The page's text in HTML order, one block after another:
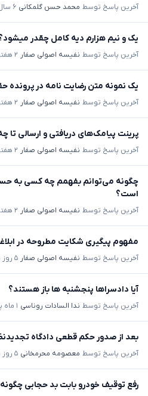
آخرین پاسخ توسط محمد حسن گلمکانی ۶ سال پیش
یک و نیم هزارم دیه کامل چقدر
آخرین پاسخ توسط نفیسه اصولی صفار ۲ هفته پیش
یک نمونه متن رضایت نامه در پرونده
آخرین پاسخ توسط نفیسه اصولی صفار ۲ هفته پیش
پرینت پیامک‌های دریافتی و ارسالی
آخرین پاسخ توسط نفیسه اصولی صفار ۲ هفته پیش
چگونه می‌توانم بفهمم چه کسی به
است؟
آخرین پاسخ توسط نفیسه اصولی صفار ۲ هفته پیش
مفهوم پیگیری شکایت مطروحه در
آخرین پاسخ توسط نفیسه اصولی صفار ۵ روز پیش
آیا دادسراها پنجشنبه ها باز هستند؟
آخرین پاسخ توسط ندا السادات روناسی ۱ ماه پیش
بعد از صدور حکم قطعی دادگاه
آخرین پاسخ توسط معصومه محرمخانی ۵ روز پیش
رفع توقیف خودرو بابت بد حجابی